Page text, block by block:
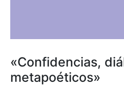
«Confidencias,
metapoéticos»